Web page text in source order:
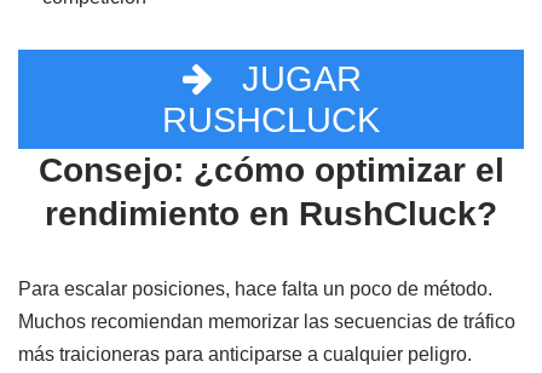
JUGAR
RUSHCLUCK
Consejo: ¿cómo optimizar el
rendimiento en RushCluck?
Para escalar posiciones, hace falta un poco de método.
Muchos recomiendan memorizar las secuencias de tráfico
más traicioneras para anticiparse a cualquier peligro.